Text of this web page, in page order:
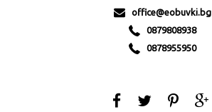
office@eobuvki.bg
0879808938
0878955950